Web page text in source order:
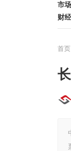
市场
财经
首页